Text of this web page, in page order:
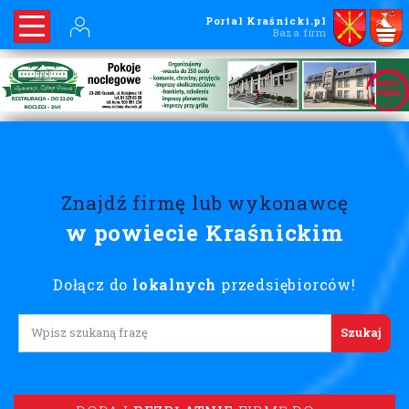
Portal Kraśnicki.pl
Baza firm
Znajdź firmę lub wykonawcę
w powiecie Kraśnickim
Dołącz do lokalnych przedsiębiorców!
Lorem ipsum